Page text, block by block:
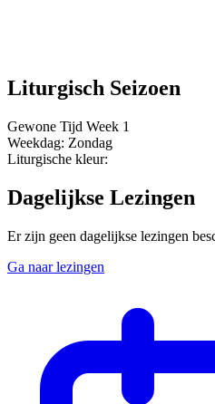
Liturgisch Seizoen
Gewone Tijd Week 1
Weekdag: Zondag
Liturgische kleur:
Dagelijkse Lezingen
Er zijn geen dagelijkse lezingen
Ga naar lezingen